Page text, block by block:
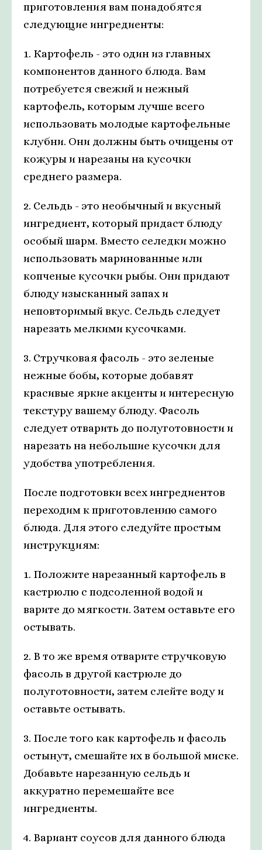
приготовления вам понадобятся
следующие ингредиенты:
1. Картофель - это один из главных
компонентов данного блюда. Вам
потребуется свежий и нежный
картофель, которым лучше всего
использовать молодые картофельные
клубни. Они должны быть очищены от
кожуры и нарезаны на кусочки
среднего размера.
2. Сельдь - это необычный и вкусный
ингредиент, который придаст блюду
особый шарм. Вместо селедки можно
использовать маринованные или
копченые кусочки рыбы. Они придают
блюду изысканный запах и
неповторимый вкус. Сельдь следует
нарезать мелкими кусочками.
3. Стручковая фасоль - это зеленые
нежные бобы, которые добавят
красивые яркие акценты и интересную
текстуру вашему блюду. Фасоль
следует отварить до полуготовности и
нарезать на небольшие кусочки для
удобства употребления.
После подготовки всех ингредиентов
переходим к приготовлению самого
блюда. Для этого следуйте простым
инструкциям:
1. Положите нарезанный картофель в
кастрюлю с подсоленной водой и
варите до мягкости. Затем оставьте его
остывать.
2. В то же время отварите стручковую
фасоль в другой кастрюле до
полуготовности, затем слейте воду и
оставьте остывать.
3. После того как картофель и фасоль
остынут, смешайте их в большой миске.
Добавьте нарезанную сельдь и
аккуратно перемешайте все
ингредиенты.
4. Вариант соусов для данного блюда